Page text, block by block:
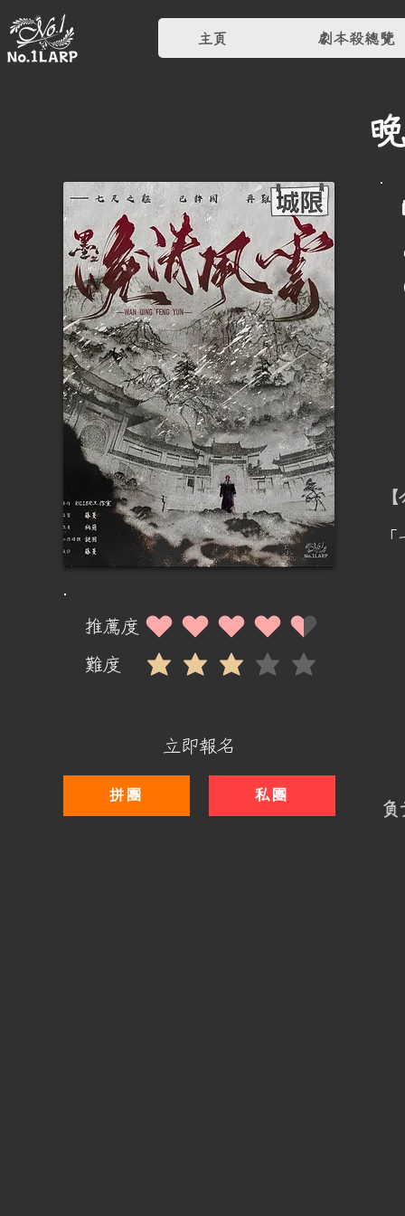
主頁 劇本殺總覽
推薦度 平均評等為 4.5 ，滿分 5 分
難度 平均評等為 3 ，滿分 5 分
立即報名
拼團 私團